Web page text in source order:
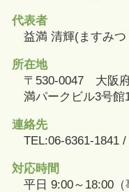
代表者
益満 清輝(ますみ
所在地
〒530-0047 大阪
満パークビル3号館
連絡先
TEL:06-6361-1841
対応時間
平日 9:00～18:00